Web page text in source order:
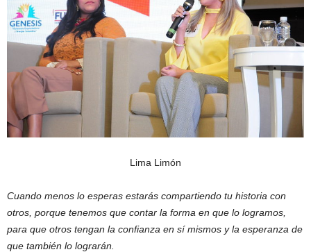
Lima Limón
Cuando menos lo esperas estarás compartiendo tu historia con
otros, porque tenemos que contar la forma en que lo logramos,
para que otros tengan la confianza en sí mismos y la esperanza de
que también lo lograrán.